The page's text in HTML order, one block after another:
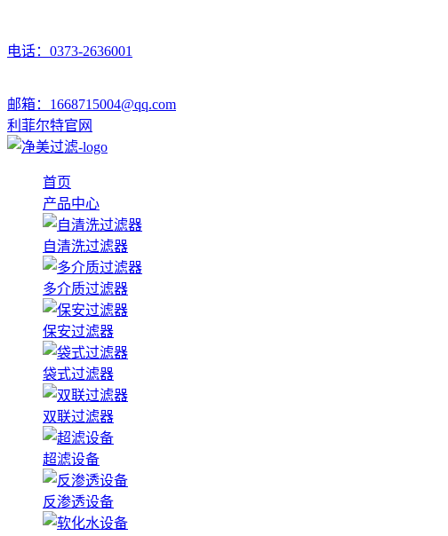
电话：0373-2636001
邮箱：1668715004@qq.com
利菲尔特官网
首页
产品中心
自清洗过滤器
多介质过滤器
保安过滤器
袋式过滤器
双联过滤器
超滤设备
反渗透设备